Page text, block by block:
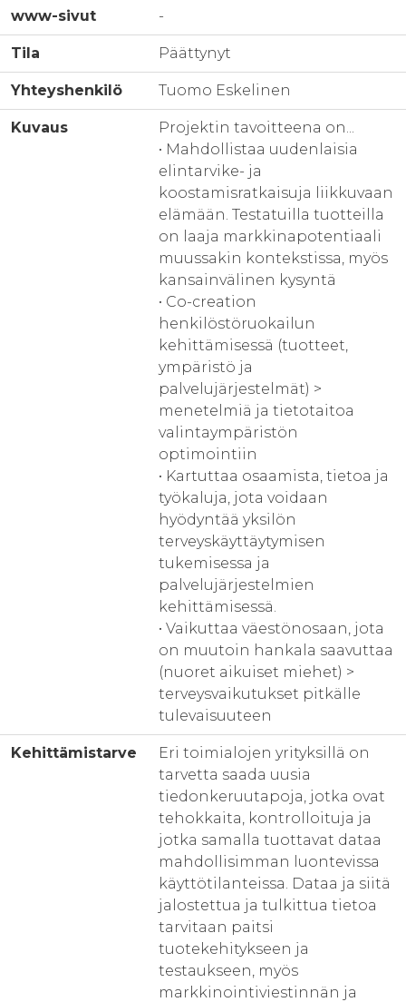
www-sivut -
Tila Päättynyt
Yhteyshenkilö Tuomo Eskelinen
Kuvaus
Projektin tavoitteena on...
• Mahdollistaa uudenlaisia
elintarvike- ja
koostamisratkaisuja liikkuvaan
elämään. Testatuilla tuotteilla
on laaja markkinapotentiaali
muussakin kontekstissa, myös
kansainvälinen kysyntä
• Co-creation
henkilöstöruokailun
kehittämisessä (tuotteet,
ympäristö ja
palvelujärjestelmät) >
menetelmiä ja tietotaitoa
valintaympäristön
optimointiin
• Kartuttaa osaamista, tietoa ja
työkaluja, jota voidaan
hyödyntää yksilön
terveyskäyttäytymisen
tukemisessa ja
palvelujärjestelmien
kehittämisessä.
• Vaikuttaa väestönosaan, jota
on muutoin hankala saavuttaa
(nuoret aikuiset miehet) >
terveysvaikutukset pitkälle
tulevaisuuteen
Kehittämistarve
Eri toimialojen yrityksillä on
tarvetta saada uusia
tiedonkeruutapoja, jotka ovat
tehokkaita, kontrolloituja ja
jotka samalla tuottavat dataa
mahdollisimman luontevissa
käyttötilanteissa. Dataa ja siitä
jalostettua ja tulkittua tietoa
tarvitaan paitsi
tuotekehitykseen ja
testaukseen, myös
markkinointiviestinnän ja